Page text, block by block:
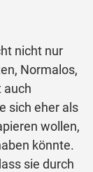
nicht nur
Normalos,
auch
sich eher als
wollen,
könnte.
sie durch